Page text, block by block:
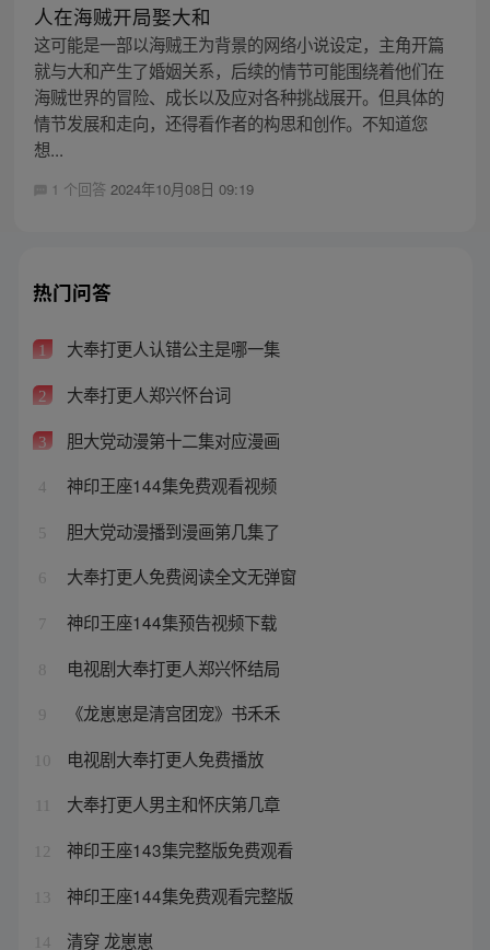
人在海贼开局娶大和
这可能是一部以海贼王为背景的网络小说设定，主角开篇
就与大和产生了婚姻关系，后续的情节可能围绕着他们在
海贼世界的冒险、成长以及应对各种挑战展开。但具体的
情节发展和走向，还得看作者的构思和创作。不知道您
想...
1 个回答 2024年10月08日 09:19
热门问答
1 大奉打更人认错公主是哪一集
2 大奉打更人郑兴怀台词
3 胆大党动漫第十二集对应漫画
4 神印王座144集免费观看视频
5 胆大党动漫播到漫画第几集了
6 大奉打更人免费阅读全文无弹窗
7 神印王座144集预告视频下载
8 电视剧大奉打更人郑兴怀结局
9 《龙崽崽是清宫团宠》书禾禾
10 电视剧大奉打更人免费播放
大奉打更人男主和怀庆第几章
12 神印王座143集完整版免费观看
13 神印王座144集免费观看完整版
14 清穿 龙崽崽